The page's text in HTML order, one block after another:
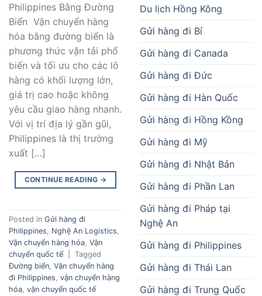
Philippines Bằng Đường
Biển Vận chuyển hàng
hóa bằng đường biển là
phương thức vận tải phổ
biến và tối ưu cho các lô
hàng có khối lượng lớn,
giá trị cao hoặc không
yêu cầu giao hàng nhanh.
Với vị trí địa lý gần gũi,
Philippines là thị trường
xuất […]
CONTINUE READING →
Posted in Gửi hàng đi
Philippines, Nghệ An Logistics,
Vận chuyển hàng hóa, Vận
chuyển quốc tế
Tagged
Đường biển, Vận chuyển hàng
đi Philippines, vận chuyển hàng
hóa, vận chuyển quốc tế
Du lịch Hồng Kông
Gửi hàng đi Bỉ
Gửi hàng đi Canada
Gửi hàng đi Đức
Gửi hàng đi Hàn Quốc
Gửi hàng đi Hồng Kồng
Gửi hàng đi Mỹ
Gửi hàng đi Nhật Bản
Gửi hàng đi Phần Lan
Gửi hàng đi Pháp tại
Nghệ An
Gửi hàng đi Philippines
Gửi hàng đi Thái Lan
Gửi hàng đi Trung Quốc